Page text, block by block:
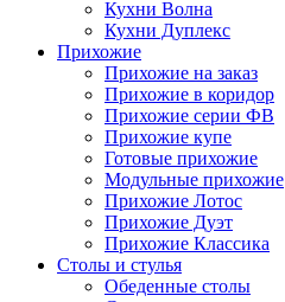
Кухни Волна
Кухни Дуплекс
Прихожие
Прихожие на заказ
Прихожие в коридор
Прихожие серии ФВ
Прихожие купе
Готовые прихожие
Модульные прихожие
Прихожие Лотос
Прихожие Дуэт
Прихожие Классика
Столы и стулья
Обеденные столы